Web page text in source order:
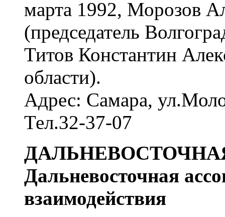
марта 1992, Морозов
(председатель
Титов Константин
области).
Адрес: Самара,
Тел.32-37-07
Дальневосточная
взаимодействия